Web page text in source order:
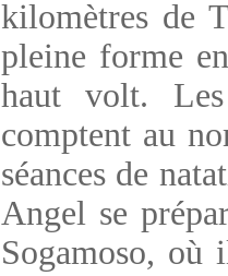
kilomètres de
pleine forme
haut volt. Les
comptent au
séances de
Angel se
Sogamoso, où